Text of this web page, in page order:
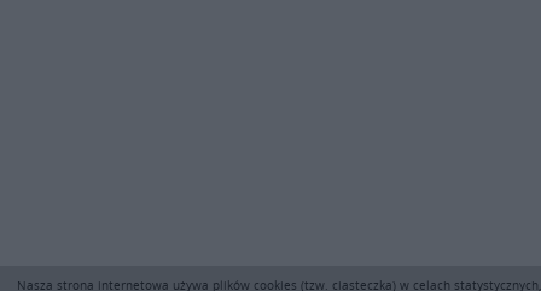
Nasza strona internetowa używa plików cookies (tzw. ciasteczka) w celach